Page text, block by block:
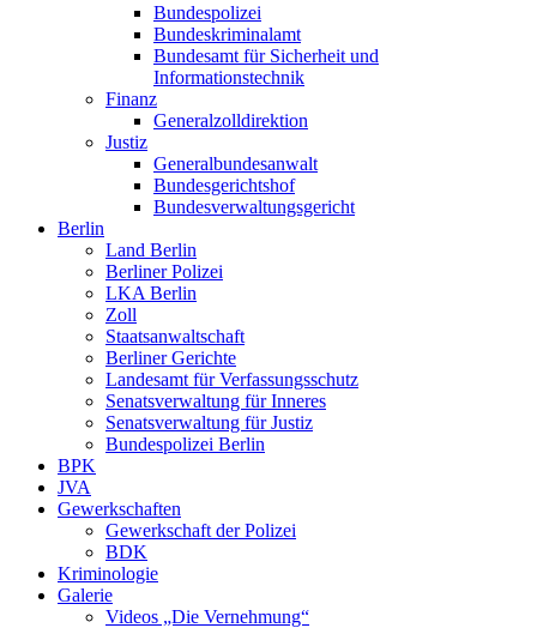
Bundespolizei
Bundeskriminalamt
Bundesamt für Sicherheit und
Informationstechnik
Finanz
Generalzolldirektion
Justiz
Generalbundesanwalt
Bundesgerichtshof
Bundesverwaltungsgericht
Berlin
Land Berlin
Berliner Polizei
LKA Berlin
Zoll
Staatsanwaltschaft
Berliner Gerichte
Landesamt für Verfassungsschutz
Senatsverwaltung für Inneres
Senatsverwaltung für Justiz
Bundespolizei Berlin
BPK
JVA
Gewerkschaften
Gewerkschaft der Polizei
BDK
Kriminologie
Galerie
Videos „Die Vernehmung“